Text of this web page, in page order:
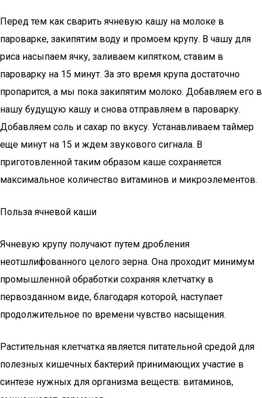
Перед тем как сварить ячневую кашу на молоке в
пароварке, закипятим воду и промоем крупу. В чашу для
риса насыпаем ячку, заливаем кипятком, ставим в
пароварку на 15 минут. За это время крупа достаточно
пропарится, а мы пока закипятим молоко. Добавляем его в
нашу будущую кашу и снова отправляем в пароварку.
Добавляем соль и сахар по вкусу. Устанавливаем таймер
еще минут на 15 и ждем звукового сигнала. В
приготовленной таким образом каше сохраняется
максимальное количество витаминов и микроэлементов.
Польза ячневой каши
Ячневую крупу получают путем дробления
неотшлифованного целого зерна. Она проходит минимум
промышленной обработки сохраняя клетчатку в
первозданном виде, благодаря которой, наступает
продолжительное по времени чувство насыщения.
Растительная клетчатка является питательной средой для
полезных кишечных бактерий принимающих участие в
синтезе нужных для организма веществ: витаминов,